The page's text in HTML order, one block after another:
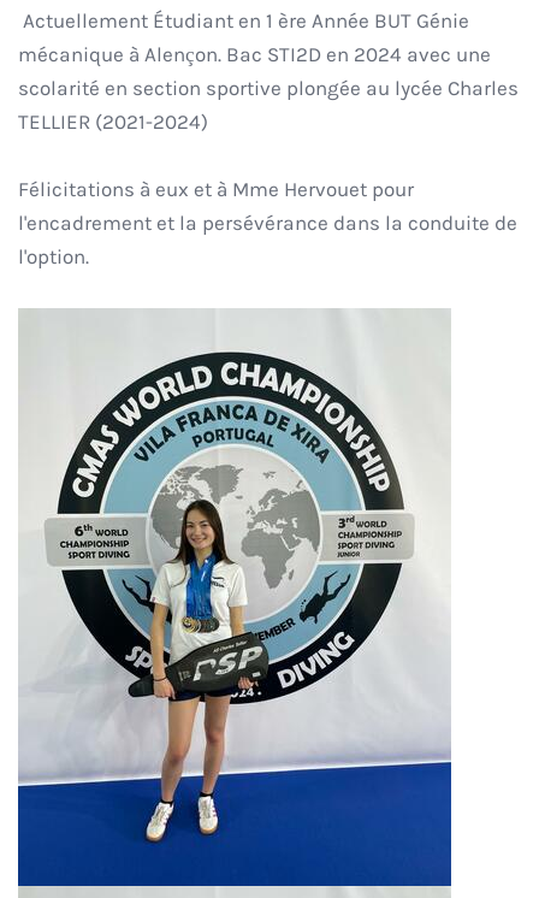
Actuellement Étudiant en 1 ère Année BUT Génie
mécanique à Alençon. Bac STI2D en 2024 avec une
scolarité en section sportive plongée au lycée Charles
TELLIER (2021-2024)
Félicitations à eux et à Mme Hervouet pour
l'encadrement et la persévérance dans la conduite de
l'option.